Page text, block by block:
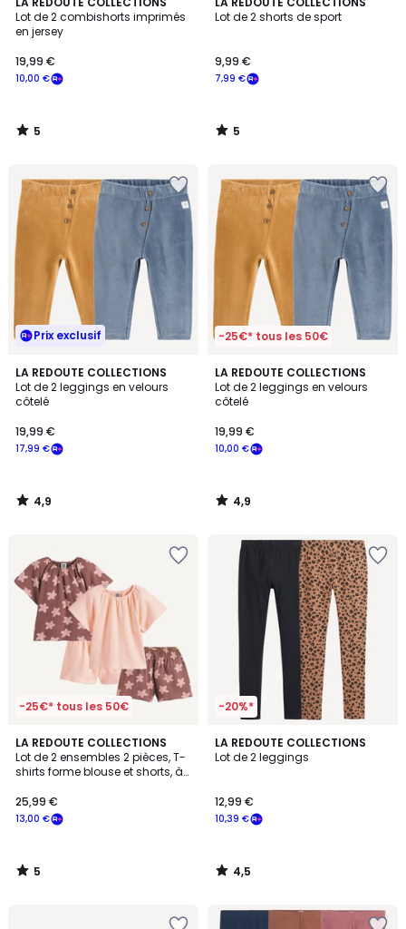
Lot de 2 combishorts imprimés
en jersey
10,00 €
19,99 €
/
5
5
/
Lot de 2 shorts de sport
7,99 €
9,99 €
/
5
/
Prix exclusif
LA REDOUTE COLLECTIONS
Lot de 2 leggings en velours
côtelé
17,99 €
19,99 €
4,9
/ 5
4,9
/
-25€* tous les 50€
LA REDOUTE COLLECTIONS
Lot de 2 leggings en velours
côtelé
10,00 €
19,99 €
4,9
/ 5
4,9
/
-25€* tous les 50€
LA REDOUTE COLLECTIONS
Lot de 2 ensembles 2 pièces, T-
shirts forme blouse et shorts, à
13,00 €
25,99 €
5
/
5
5
/
-20%*
LA REDOUTE COLLECTIONS
Lot de 2 leggings
10,39 €
12,99 €
4,5
/ 5
4,5
/